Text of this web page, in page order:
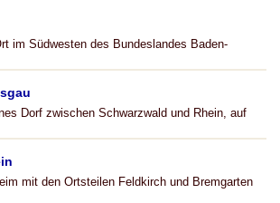
im Südwesten des Bundeslandes Baden-
Dorf zwischen Schwarzwald und Rhein, auf
mit den Ortsteilen Feldkirch und Bremgarten